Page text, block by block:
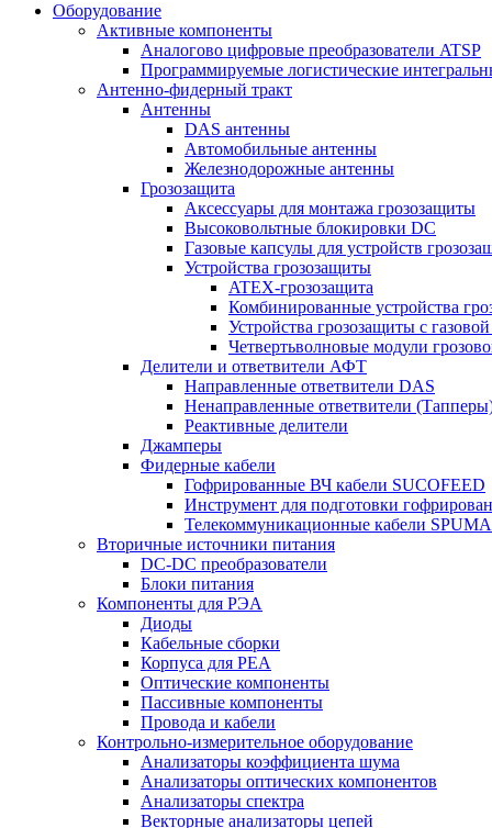
Оборудование
Активные компоненты
Аналогово цифровые преобразователи ATSP
Программируемые логистические
Антенно-фидерный тракт
Антенны
DAS антенны
Автомобильные антенны
Железнодорожные антенны
Грозозащита
Аксессуары для монтажа грозозащиты
Высоковольтные блокировки DC
Газовые капсулы для устройств
Устройства грозозащиты
ATEX-грозозащита
Комбинированные устройства
Устройства грозозащиты с
Четвертьволновые модули
Делители и ответвители АФТ
Направленные ответвители DAS
Ненаправленные ответвители
Реактивные делители
Джамперы
Фидерные кабели
Гофрированные ВЧ кабели SUCOFEED
Инструмент для подготовки
Телекоммуникационные кабели SPUMA
Вторичные источники питания
DC-DC преобразователи
Блоки питания
Компоненты для РЭА
Диоды
Кабельные сборки
Корпуса для РЕА
Оптические компоненты
Пассивные компоненты
Провода и кабели
Контрольно-измерительное оборудование
Анализаторы коэффициента шума
Анализаторы оптических компонентов
Анализаторы спектра
Векторные анализаторы цепей